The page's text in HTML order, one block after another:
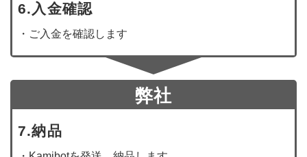
6.入金確認
・ご入金を確認します
弊社
7.納品